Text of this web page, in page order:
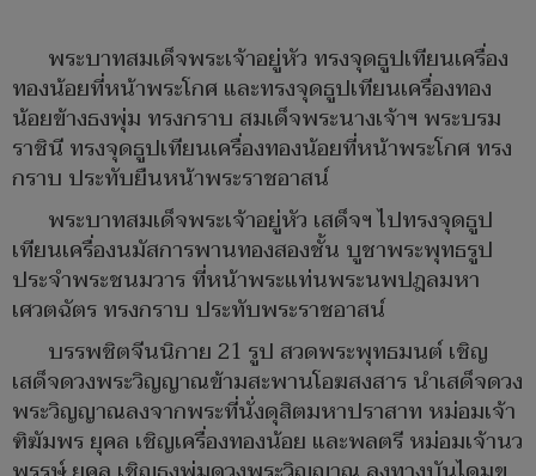
พระบาทสมเด็จพระเจ้าอยู่หัว ทรงจุดธูปเทียนเครื่อง
ทองน้อยที่หน้าพระโกศ และทรงจุดธูปเทียนเครื่องทอง
น้อยข้างธงพุ่ม ทรงกราบ สมเด็จพระนางเจ้าฯ พระบรม
ราชินี ทรงจุดธูปเทียนเครื่องทองน้อยที่หน้าพระโกศ ทรง
กราบ ประทับยืนหน้าพระราชอาสน์
พระบาทสมเด็จพระเจ้าอยู่หัว เสด็จฯ ไปทรงจุดธูป
เทียนเครื่องนมัสการพานทองสองชั้น บูชาพระพุทธรูป
ประจำพระชนมวาร ที่หน้าพระแท่นพระนพปฎลมหา
เศวตฉัตร ทรงกราบ ประทับพระราชอาสน์
บรรพชิตจีนนิกาย 21 รูป สวดพระพุทธมนต์ เชิญ
เสด็จดวงพระวิญญาณข้ามสะพานโอฆสงสาร นำเสด็จดวง
พระวิญญาณลงจากพระที่นั่งดุสิตมหาปราสาท หม่อมเจ้า
ฑิฆัมพร ยุคล เชิญเครื่องทองน้อย และพลตรี หม่อมเจ้านว